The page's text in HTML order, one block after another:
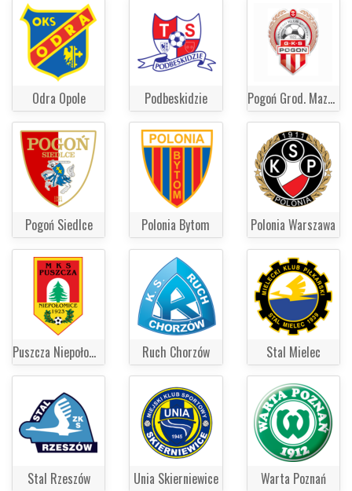
Odra Opole Podbeskidzie Pogoń Grod. Mazowiecki
Pogoń Siedlce Polonia Bytom Polonia Warszawa
Puszcza Niepołomice Ruch Chorzów Stal Mielec
Stal Rzeszów Unia Skierniewice Warta Poznań